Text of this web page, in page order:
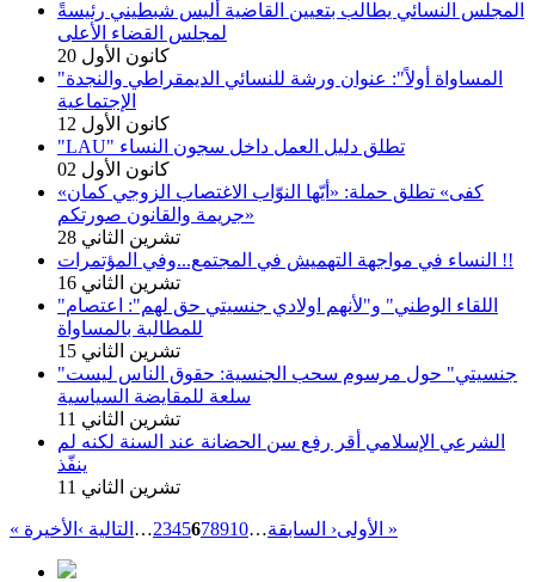
المجلس النسائي يطالب بتعيين القاضية أليس شبطيني رئيسةً
لمجلس القضاء الأعلى
20 كانون الأول
"المساواة أولاً": عنوان ورشة للنسائي الديمقراطي والنجدة
الإجتماعية
12 كانون الأول
"LAU" تطلق دليل العمل داخل سجون النساء
02 كانون الأول
«كفى» تطلق حملة: «أيّها النوّاب الاغتصاب الزوجي كمان
جريمة والقانون صورتكم»
28 تشرين الثاني
النساء في مواجهة التهميش في المجتمع...وفي المؤتمرات !!
16 تشرين الثاني
"اللقاء الوطني" و"لأنهم اولادي جنسيتي حق لهم": اعتصام
للمطالبة بالمساواة
15 تشرين الثاني
"جنسيتي" حول مرسوم سحب الجنسية: حقوق الناس ليست
سلعة للمقايضة السياسية
11 تشرين الثاني
الشرعي الإسلامي أقر رفع سن الحضانة عند السنة لكنه لم
ينفّذ
11 تشرين الثاني
« الأولى‹ السابقة…
2345678910
… التالية › الأخيرة »